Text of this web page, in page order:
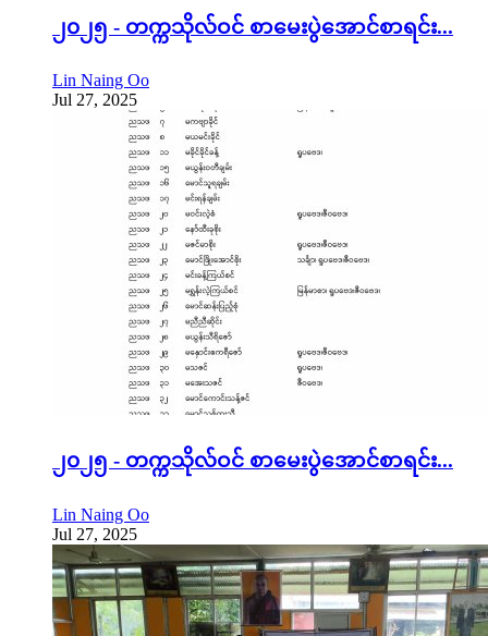
၂၀၂၅ - တက္ကသိုလ်ဝင် စာမေးပွဲအောင်စာရင်း...
Lin Naing Oo
Jul 27, 2025
၂၀၂၅ - တက္ကသိုလ်ဝင် စာမေးပွဲအောင်စာရင်း...
Lin Naing Oo
Jul 27, 2025